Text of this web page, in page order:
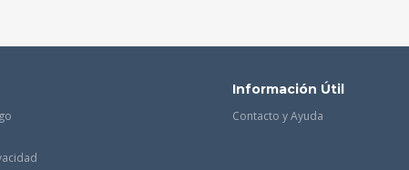
Información Útil
Contacto y Ayuda